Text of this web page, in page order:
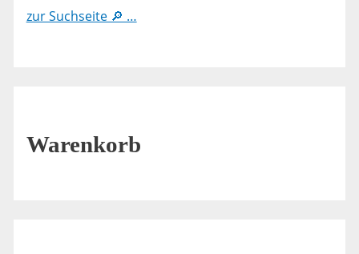
zur Suchseite 🔎 …
Warenkorb